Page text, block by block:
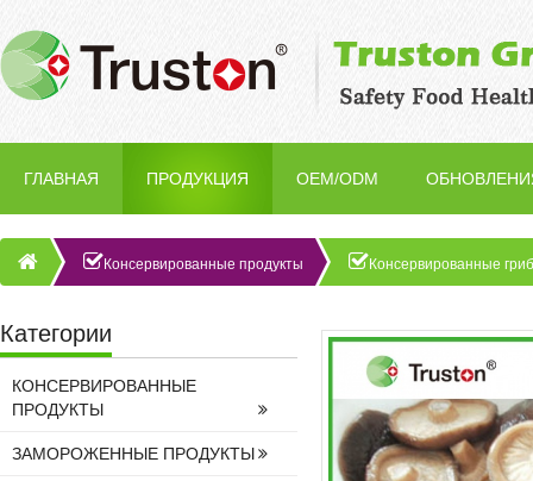
ГЛАВНАЯ ПРОДУКЦИЯ OEM/ODM
Консервированные продукты Консервированные
Категории
КОНСЕРВИРОВАННЫЕ
ПРОДУКТЫ
ЗАМОРОЖЕННЫЕ ПРОДУКТЫ